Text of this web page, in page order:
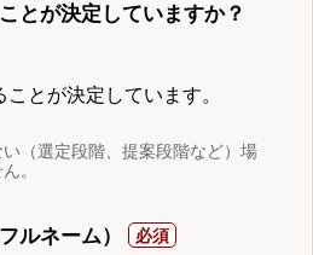
とが決定していますか？
とが決定しています。
（選定段階、提案段階など）場
。
ルネーム）